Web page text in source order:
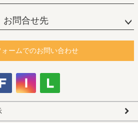
お問合せ先
ォームでのお問い合わせ